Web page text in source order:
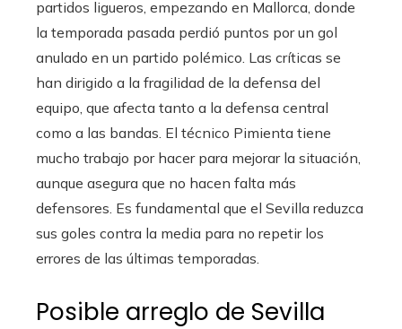
partidos ligueros, empezando en Mallorca, donde
la temporada pasada perdió puntos por un gol
anulado en un partido polémico. Las críticas se
han dirigido a la fragilidad de la defensa del
equipo, que afecta tanto a la defensa central
como a las bandas. El técnico Pimienta tiene
mucho trabajo por hacer para mejorar la situación,
aunque asegura que no hacen falta más
defensores. Es fundamental que el Sevilla reduzca
sus goles contra la media para no repetir los
errores de las últimas temporadas.
Posible arreglo de Sevilla